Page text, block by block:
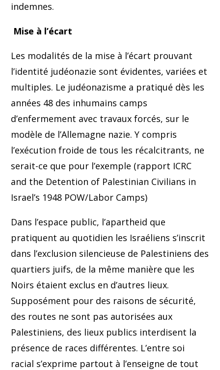
indemnes.
Mise à l’écart
Les modalités de la mise à l’écart prouvant
l’identité judéonazie sont évidentes, variées et
multiples. Le judéonazisme a pratiqué dès les
années 48 des inhumains camps
d’enfermement avec travaux forcés, sur le
modèle de l’Allemagne nazie. Y compris
l’exécution froide de tous les récalcitrants, ne
serait-ce que pour l’exemple (rapport ICRC
and the Detention of Palestinian Civilians in
Israel’s 1948 POW/Labor Camps)
Dans l’espace public, l’apartheid que
pratiquent au quotidien les Israéliens s’inscrit
dans l’exclusion silencieuse de Palestiniens des
quartiers juifs, de la même manière que les
Noirs étaient exclus en d’autres lieux.
Supposément pour des raisons de sécurité,
des routes ne sont pas autorisées aux
Palestiniens, des lieux publics interdisent la
présence de races différentes. L’entre soi
racial s’exprime partout à l’enseigne de tout